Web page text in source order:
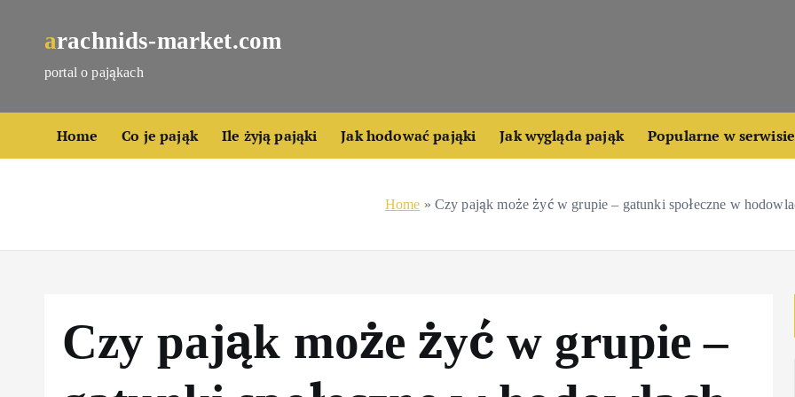
e
arachnids-market.com
portal o pająkach
Home Co je pająk Ile żyją pająki Jak hodować pająki Jak wygląda pająk Popularne w serwisie
Home » Czy pająk może żyć w grupie – gatunki społeczne w
Czy pająk może żyć w grupie –